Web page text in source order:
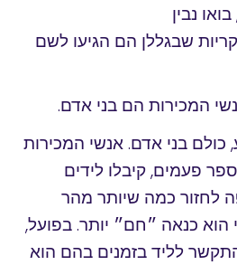
נבין
שבגללן הם הגיעו לשם
המכירות הם בני אדם.
כולם בני אדם. אנשי המכירות
פעמים, קיבלו לידים
לחזור כמה שיותר מהר
הוא כנאה ״חם״ יותר. בפועל,
לליד בזמנים בהם הוא